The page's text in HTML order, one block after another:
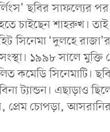
ছবির সাফল্যের
চাইছেন শাহরুখ।
সিনেমা ‘দুলহে রাজা’র
১৯৯৮ সালে মুক্তি
কমেডি সিনেমাটি।
ট্যান্ডন। এছাড়াও
প্রেম চোপড়া,